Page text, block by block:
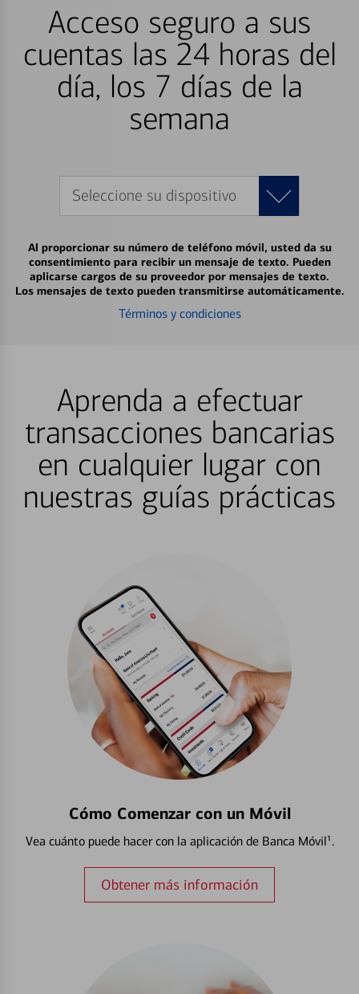
Acceso seguro a sus
cuentas las 24 horas del
día, los 7 días de la
semana
Seleccione su dispositivo
Al proporcionar su número de teléfono móvil, usted da su
consentimiento para recibir un mensaje de texto. Pueden
aplicarse cargos de su proveedor por mensajes de texto.
Los mensajes de texto pueden transmitirse automáticamente.
Términos y condiciones
Aprenda a efectuar
transacciones bancarias
en cualquier lugar con
nuestras guías prácticas
Cómo Comenzar con un Móvil
Vea cuánto puede hacer con la aplicación de Banca Móvil¹.
Obtener más información